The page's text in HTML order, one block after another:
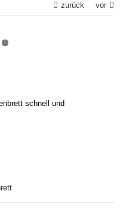
zurück vor
schnell und